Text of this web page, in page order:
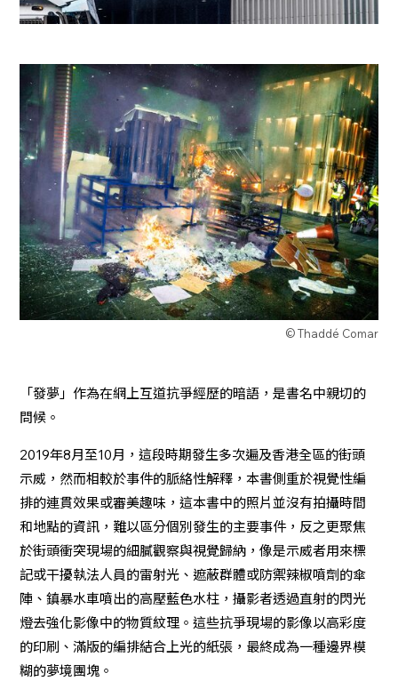
© Thaddé Comar
「發夢」作為在網上互道抗爭經歷的暗語，是書名中親切的
問候。
2019年8月至10月，這段時期發生多次遍及香港全區的街頭
示威，然而相較於事件的脈絡性解釋，本書側重於視覺性編
排的連貫效果或審美趣味，這本書中的照片並沒有拍攝時間
和地點的資訊，難以區分個別發生的主要事件，反之更聚焦
於街頭衝突現場的細膩觀察與視覺歸納，像是示威者用來標
記或干擾執法人員的雷射光、遮蔽群體或防禦辣椒噴劑的傘
陣、鎮暴水車噴出的高壓藍色水柱，攝影者透過直射的閃光
燈去強化影像中的物質紋理。這些抗爭現場的影像以高彩度
的印刷、滿版的編排結合上光的紙張，最終成為一種邊界模
糊的夢境團塊。